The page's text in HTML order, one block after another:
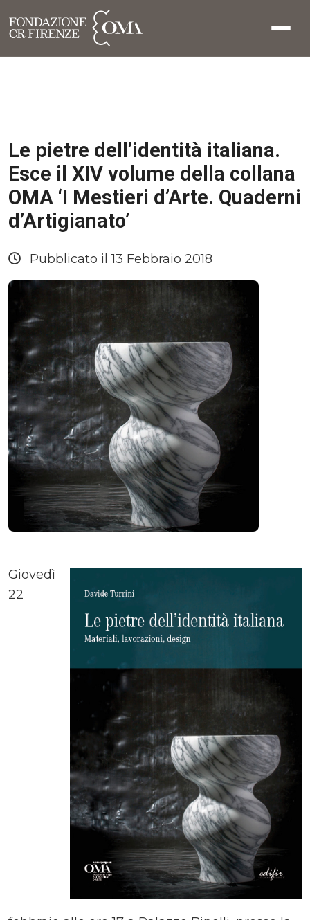
Le pietre dell’identità italiana.
Esce il XIV volume della collana
OMA ‘I Mestieri d’Arte. Quaderni
d’Artigianato’
Pubblicato il 13 Febbraio 2018
Giovedì
22